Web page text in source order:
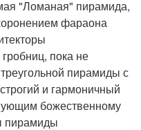
"Ломаная" пирамида,
фараона
пока не
пирамиды с
и гармоничный
божественному
пирамиды